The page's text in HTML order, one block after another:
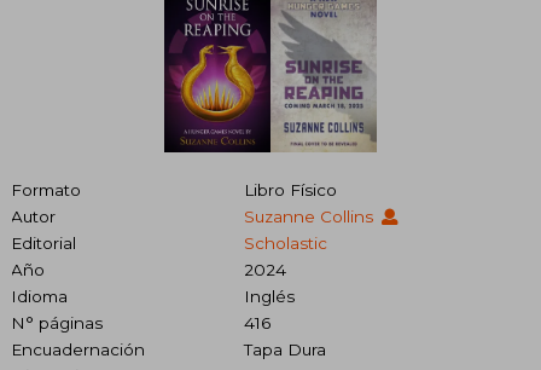
Formato
Libro Físico
Autor
Suzanne Collins
Editorial
Scholastic
Año
2024
Idioma
Inglés
N° páginas
416
Encuadernación
Tapa Dura